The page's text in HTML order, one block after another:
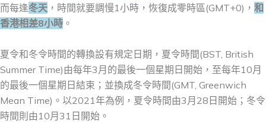
而每逢冬天 ，時間就要調慢1小時，恢復成零時區(GMT+0)， 和
香港相差8小時 。
夏令和冬令時間的轉換設有規定日期，夏令時間(BST, British
Summer Time)由每年3月的最後一個星期日開始，至每年10月
的最後一個星期日結束；並換成冬令時間(GMT, Greenwich
Mean Time)。以2021年為例，夏令時間由3月28日開始；冬令
時間則由10月31日開始。